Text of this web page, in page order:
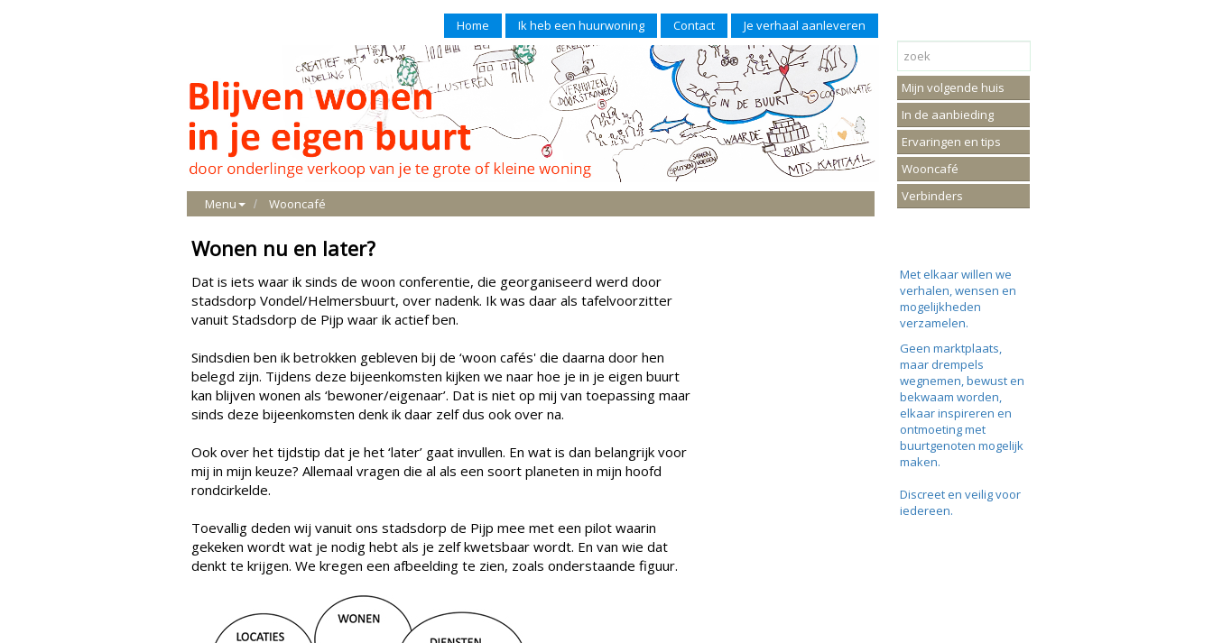
Home Ik heb een huurwoning Contact Je verhaal aanleveren
Menu Wooncafé
Wonen nu en later?
Dat is iets waar ik sinds de woon conferentie, die georganiseerd werd door
stadsdorp Vondel/Helmersbuurt, over nadenk. Ik was daar als tafelvoorzitter
vanuit Stadsdorp de Pijp waar ik actief ben.
Sindsdien ben ik betrokken gebleven bij de ‘woon cafés' die daarna door hen
belegd zijn. Tijdens deze bijeenkomsten kijken we naar hoe je in je eigen buurt
kan blijven wonen als ‘bewoner/eigenaar’. Dat is niet op mij van toepassing maar
sinds deze bijeenkomsten denk ik daar zelf dus ook over na.
Ook over het tijdstip dat je het ‘later’ gaat invullen. En wat is dan belangrijk voor
mij in mijn keuze? Allemaal vragen die al als een soort planeten in mijn hoofd
rondcirkelde.
Toevallig deden wij vanuit ons stadsdorp de Pijp mee met een pilot waarin
gekeken wordt wat je nodig hebt als je zelf kwetsbaar wordt. En van wie dat
denkt te krijgen. We kregen een afbeelding te zien, zoals onderstaande figuur.
Mijn volgende huis
In de aanbieding
Ervaringen en tips
Wooncafé
Verbinders
Met elkaar willen we
verhalen, wensen en
mogelijkheden
verzamelen.
Geen marktplaats,
maar drempels
wegnemen, bewust en
bekwaam worden,
elkaar inspireren en
ontmoeting met
buurtgenoten mogelijk
maken.
Discreet en veilig voor
iedereen.